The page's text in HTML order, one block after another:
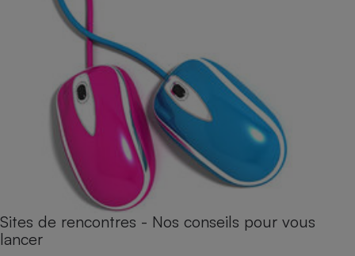
Sites de rencontres - Nos conseils pour vous
lancer